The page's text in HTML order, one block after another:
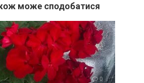
може сподобатися
0